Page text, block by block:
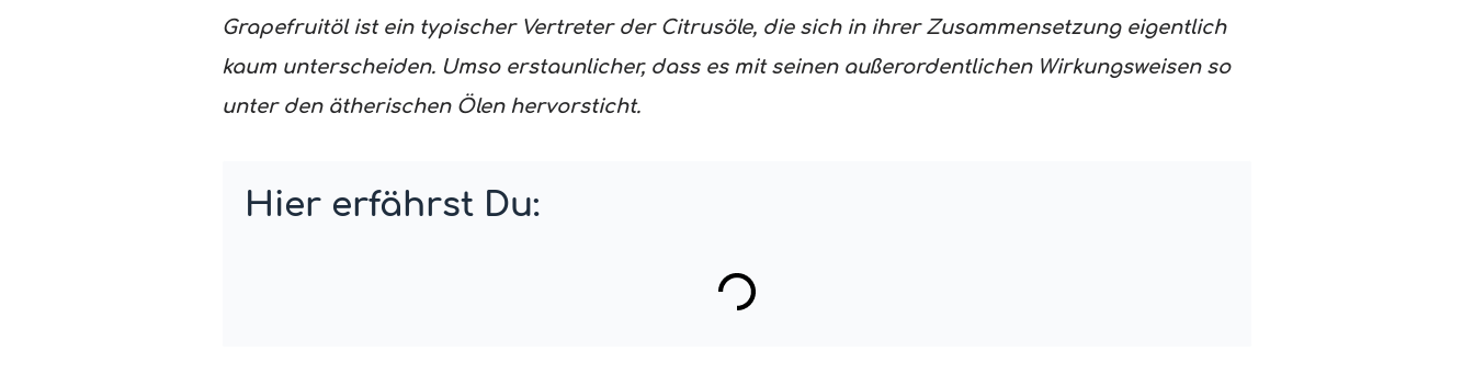
Grapefruitöl ist ein typischer Vertreter der Citrusöle, die sich in ihrer Zusammensetzung eigentlich
kaum unterscheiden. Umso erstaunlicher, dass es mit seinen außerordentlichen Wirkungsweisen so
unter den ätherischen Ölen hervorsticht.
Hier erfährst Du: